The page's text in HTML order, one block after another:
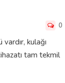
0
kulağı
tam tekmil